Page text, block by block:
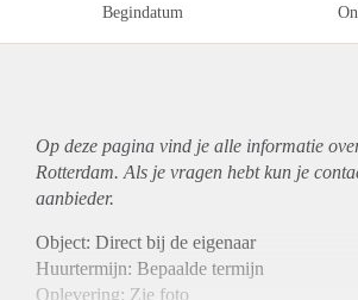
Begindatum
Op deze pagina vind je alle informatie
Rotterdam. Als je vragen hebt kun je
aanbieder.
Object: Direct bij de eigenaar
Huurtermijn: Bepaalde termijn
Oplevering: Zie foto